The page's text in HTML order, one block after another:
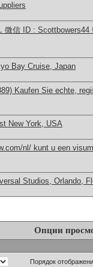
微信 ID :
Bay Cruise, Japan
Kaufen Sie echte,
New York, USA
nl/ kunt u een
Studios, Orlando,
Опции
Порядок